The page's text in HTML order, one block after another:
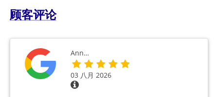
顾客评论
Ann…
03 八月 2026